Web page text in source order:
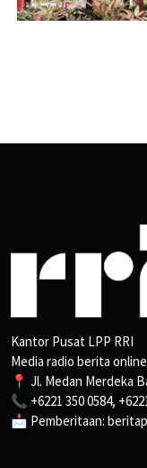
Kantor Pusat LPP RRI
Media radio berita
📍 Jl. Medan Merdeka
📞 +6221 350 0584,
📩 Pemberitaan: